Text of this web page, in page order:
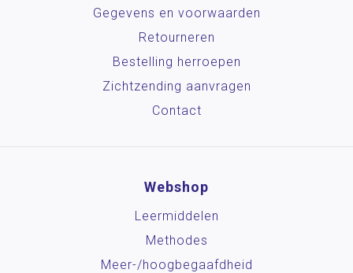
Gegevens en voorwaarden
Retourneren
Bestelling herroepen
Zichtzending aanvragen
Contact
Webshop
Leermiddelen
Methodes
Meer-/hoog­begaafdheid